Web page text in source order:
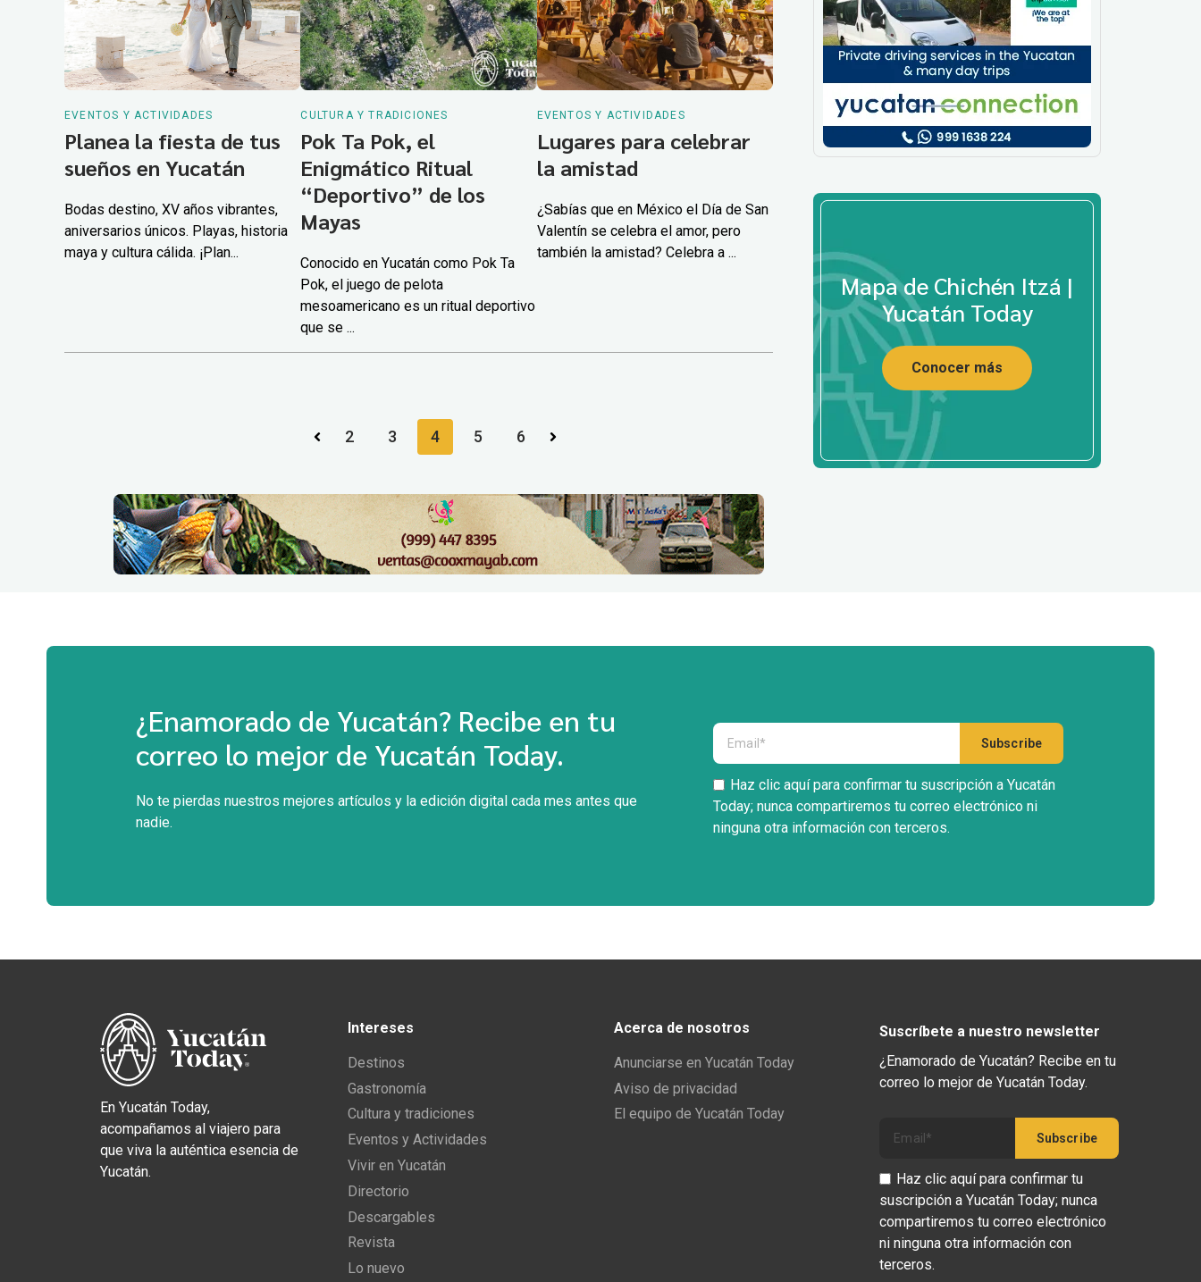
EVENTOS Y ACTIVIDADES
Planea la fiesta de tus
sueños en Yucatán
Bodas destino, XV años vibrantes,
aniversarios únicos. Playas, historia
maya y cultura cálida. ¡Plan...
CULTURA Y TRADICIONES
Pok Ta Pok, el
Enigmático Ritual
“Deportivo” de los
Mayas
Conocido en Yucatán como Pok Ta
Pok, el juego de pelota
mesoamericano es un ritual deportivo
que se ...
EVENTOS Y ACTIVIDADES
Lugares para celebrar
la amistad
¿Sabías que en México el Día de San
Valentín se celebra el amor, pero
también la amistad? Celebra a ...
2 3 4 5 6
Mapa de Chichén Itzá |
Yucatán Today
Conocer más
¿Enamorado de Yucatán? Recibe en tu
correo lo mejor de Yucatán Today.
No te pierdas nuestros mejores artículos y la edición digital cada mes antes que
nadie.
Haz clic aquí para confirmar tu suscripción a Yucatán
Today; nunca compartiremos tu correo electrónico ni
ninguna otra información con terceros.
En Yucatán Today,
acompañamos al viajero para
que viva la auténtica esencia de
Yucatán.
Intereses
Destinos
Gastronomía
Cultura y tradiciones
Eventos y Actividades
Vivir en Yucatán
Directorio
Descargables
Revista
Lo nuevo
Acerca de nosotros
Anunciarse en Yucatán Today
Aviso de privacidad
El equipo de Yucatán Today
Suscríbete a nuestro newsletter
¿Enamorado de Yucatán? Recibe en tu
correo lo mejor de Yucatán Today.
Haz clic aquí para confirmar tu
suscripción a Yucatán Today; nunca
compartiremos tu correo electrónico
ni ninguna otra información con
terceros.